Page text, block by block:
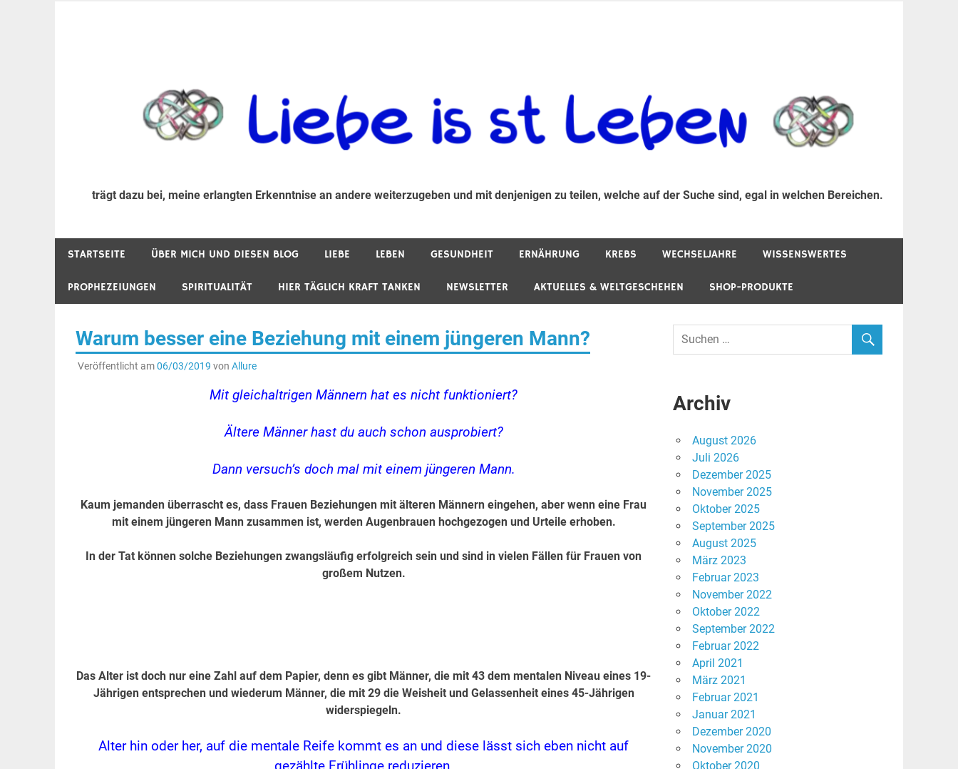
trägt dazu bei, meine erlangten Erkenntnise an andere weiterzugeben und mit denjenigen zu teilen, welche auf der Suche sind, egal in welchen Bereichen.
STARTSEITE ÜBER MICH UND DIESEN BLOG LIEBE LEBEN GESUNDHEIT ERNÄHRUNG KREBS WECHSELJAHRE WISSENSWERTES
PROPHEZEIUNGEN SPIRITUALITÄT HIER TÄGLICH KRAFT TANKEN NEWSLETTER AKTUELLES & WELTGESCHEHEN SHOP-PRODUKTE
Warum besser eine Beziehung mit einem jüngeren Mann?
Veröffentlicht am06/03/2019 von Allure
Mit gleichaltrigen Männern hat es nicht funktioniert?
Ältere Männer hast du auch schon ausprobiert?
Dann versuch’s doch mal mit einem jüngeren Mann.
Kaum jemanden überrascht es, dass Frauen Beziehungen mit älteren Männern eingehen, aber wenn eine Frau
mit einem jüngeren Mann zusammen ist, werden Augenbrauen hochgezogen und Urteile erhoben.
In der Tat können solche Beziehungen zwangsläufig erfolgreich sein und sind in vielen Fällen für Frauen von
großem Nutzen.
Das Alter ist doch nur eine Zahl auf dem Papier, denn es gibt Männer, die mit 43 dem mentalen Niveau eines 19-
Jährigen entsprechen und wiederum Männer, die mit 29 die Weisheit und Gelassenheit eines 45-Jährigen
widerspiegeln.
Alter hin oder her, auf die mentale Reife kommt es an und diese lässt sich eben nicht auf
Archiv
August 2026
Juli 2026
Dezember 2025
November 2025
Oktober 2025
September 2025
August 2025
März 2023
Februar 2023
November 2022
Oktober 2022
September 2022
Februar 2022
April 2021
März 2021
Februar 2021
Januar 2021
Dezember 2020
November 2020
Oktober 2020